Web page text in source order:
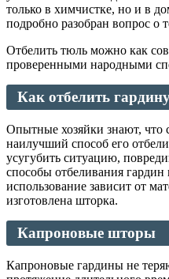
только в химчистке, но и в
подробно разобран вопрос о
Отбелить тюль можно как
проверенными народными
Как отбелить
Опытные хозяйки знают, что
наилучший способ его
усугубить ситуацию,
способы отбеливания
использование зависит от
изготовлена шторка.
Капроновые шторы
Капроновые гардины не